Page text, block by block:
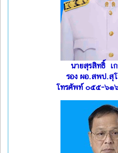
นายสุรสิทธิ์ เ
รอง ผอ.สพป.สุ
โทรศัพท์ ๐๕๕-๖๑